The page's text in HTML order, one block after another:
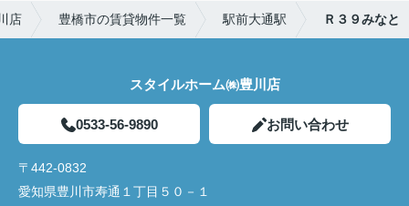
店 豊橋市の賃貸物件一覧 駅前大通駅 Ｒ３９みなと
スタイルホーム㈱豊川店
0533-56-9890 お問い合わせ
〒442-0832
愛知県豊川市寿通１丁目５０－１